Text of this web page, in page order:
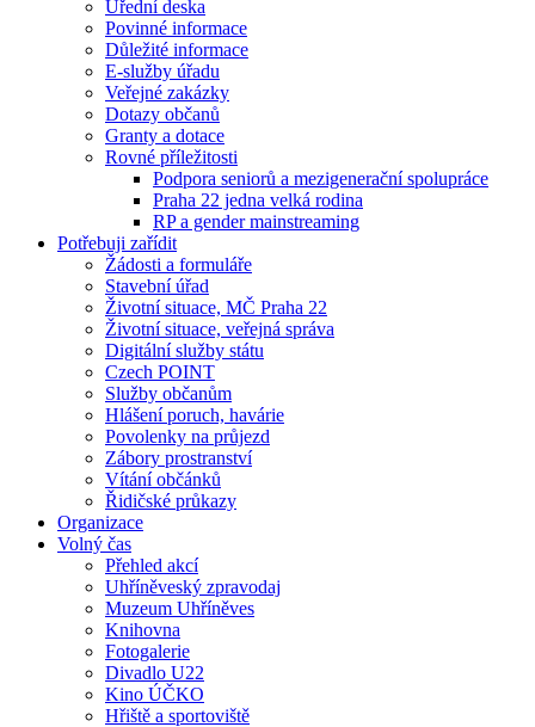
Úřední deska
Povinné informace
Důležité informace
E-služby úřadu
Veřejné zakázky
Dotazy občanů
Granty a dotace
Rovné příležitosti
Podpora seniorů a mezigenerační spolupráce
Praha 22 jedna velká rodina
RP a gender mainstreaming
Potřebuji zařídit
Žádosti a formuláře
Stavební úřad
Životní situace, MČ Praha 22
Životní situace, veřejná správa
Digitální služby státu
Czech POINT
Služby občanům
Hlášení poruch, havárie
Povolenky na průjezd
Zábory prostranství
Vítání občánků
Řidičské průkazy
Organizace
Volný čas
Přehled akcí
Uhříněveský zpravodaj
Muzeum Uhříněves
Knihovna
Fotogalerie
Divadlo U22
Kino ÚČKO
Hřiště a sportoviště